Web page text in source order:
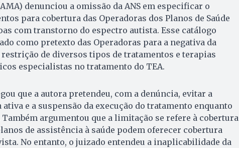
denunciou a omissão da ANS em especificar o
para cobertura das Operadoras dos Planos de Saúde
com transtorno do espectro autista. Esse catálogo
como pretexto das Operadoras para a negativa da
restrição de diversos tipos de tratamentos e terapias
especialistas no tratamento do TEA.
que a autora pretendeu, com a denúncia, evitar a
e a suspensão da execução do tratamento enquanto
argumentou que a limitação se refere à cobertura
de assistência à saúde podem oferecer cobertura
No entanto, o juizado entendeu a inaplicabilidade da